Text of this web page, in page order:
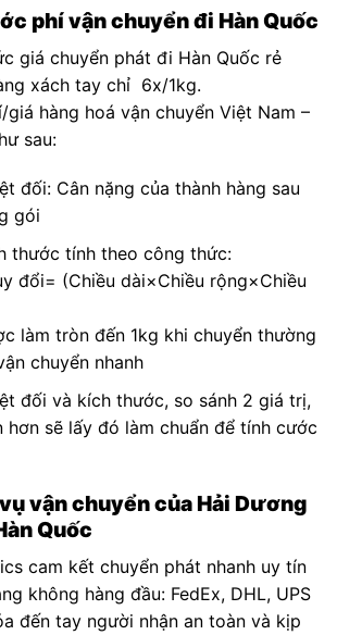
phí vận chuyển đi Hàn Quốc
giá chuyển phát đi Hàn Quốc rẻ
xách tay chỉ 6x/1kg.
hàng hoá vận chuyển Việt Nam –
sau:
đối: Cân nặng của thành hàng sau
gói
thước tính theo công thức:
đổi= (Chiều dài×Chiều rộng×Chiều
làm tròn đến 1kg khi chuyển thường
chuyển nhanh
đối và kích thước, so sánh 2 giá trị,
hơn sẽ lấy đó làm chuẩn để tính cước
vận chuyển của Hải Dương
Quốc
cam kết chuyển phát nhanh uy tín
không hàng đầu: FedEx, DHL, UPS
đến tay người nhận an toàn và kịp